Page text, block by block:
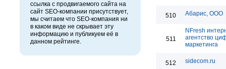
ссылка с продвигаемого сайта на
сайт SEO-компании присутствует,
мы считаем что SEO-компания ни
в каком виде не скрывает эту
информацию и публикуем её в
данном рейтинге.
510 Абарис, ООО
511
NFresh
агентство
маркетинга
512 sidecom.ru